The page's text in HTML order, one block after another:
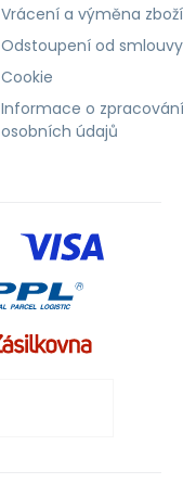
Vrácení a výměna zboží
Odstoupení od smlouvy
Cookie
Informace o zpracování
osobních údajů